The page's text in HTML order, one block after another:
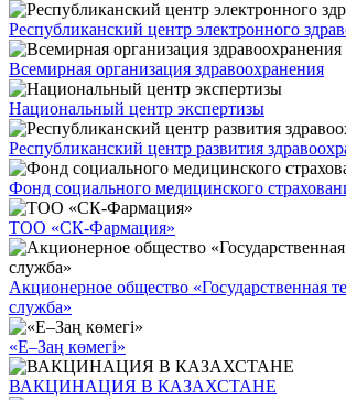
Республиканский центр электронного
Всемирная организация здравоохранения
Национальный центр экспертизы
Республиканский центр развития
Фонд социального медицинского
ТОО «СК-Фармация»
Акционерное общество «Государственная
служба»
«Е–Заң көмегі»
ВАКЦИНАЦИЯ В КАЗАХСТАНЕ